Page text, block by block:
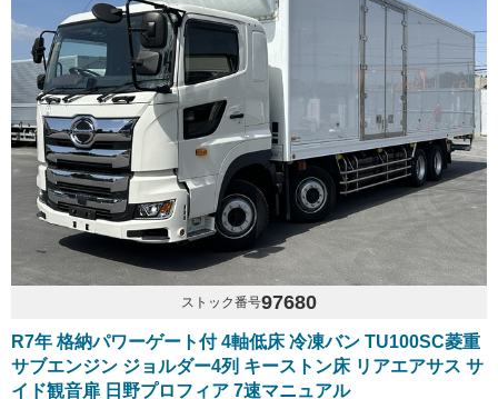
ストック番号97680
R7年 格納パワーゲート付 4軸低床 冷凍バン TU100SC菱重
サブエンジン ジョルダー4列 キーストン床 リアエアサス サ
イド観音扉 日野プロフィア 7速マニュアル